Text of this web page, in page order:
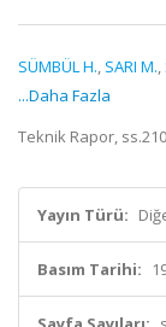
SÜMBÜL H., SARI M.,
...Daha Fazla
Teknik Rapor,
Yayın Türü:
Basım Tarihi: